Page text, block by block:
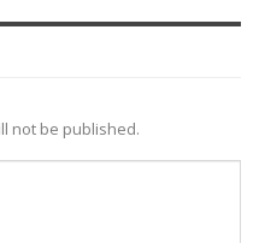
not be published.